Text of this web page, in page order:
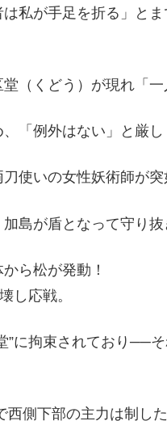
私が手足を折る」と
（くどう）が現れ「
「例外はない」と厳し
使いの女性妖術師が
島が盾となって守り抜
ら松が発動！
し応戦。
”に拘束されており──
側下部の主力は制し